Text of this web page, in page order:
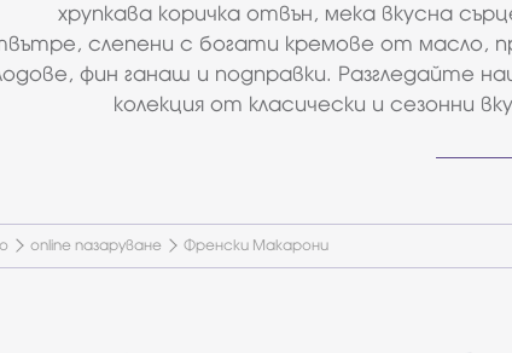
хрупкава коричка отвън, мека вкусна
слепени с богати кремове от масло,
фин ганаш и подправки. Разгледайте
колекция от класически и сезонни
online пазаруване Френски Макарони